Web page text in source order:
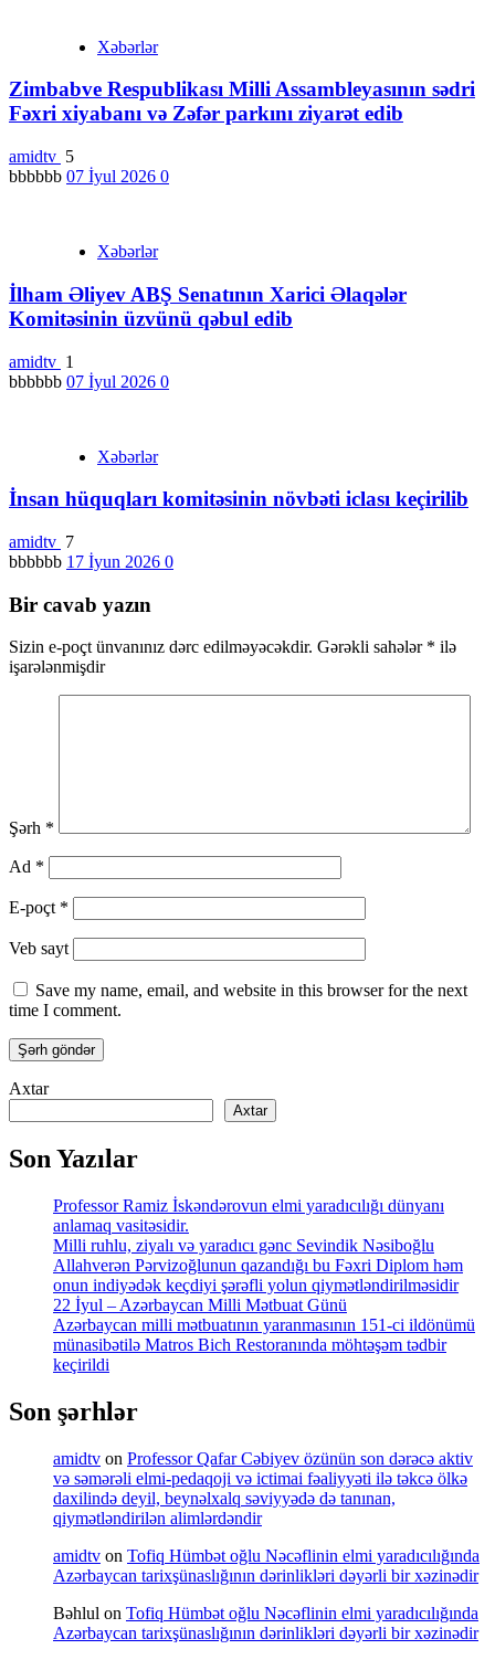
Xəbərlər
Zimbabve Respublikası Milli Assambleyasının sədri
Fəxri xiyabanı və Zəfər parkını ziyarət edib
amidtv 5
bbbbbb 07 İyul 2026 0
Xəbərlər
İlham Əliyev ABŞ Senatının Xarici Əlaqələr
Komitəsinin üzvünü qəbul edib
amidtv 1
bbbbbb 07 İyul 2026 0
Xəbərlər
İnsan hüquqları komitəsinin növbəti iclası keçirilib
amidtv 7
bbbbbb 17 İyun 2026 0
Bir cavab yazın
Sizin e-poçt ünvanınız dərc edilməyəcəkdir. Gərəkli sahələr * ilə
işarələnmişdir
Şərh *
Ad *
E-poçt *
Veb sayt
Save my name, email, and website in this browser for the next
time I comment.
Axtar
Axtar
Son Yazılar
Professor Ramiz İskəndərovun elmi yaradıcılığı dünyanı
anlamaq vasitəsidir.
Milli ruhlu, ziyalı və yaradıcı gənc Sevindik Nəsiboğlu
Allahverən Pərvizoğlunun qazandığı bu Fəxri Diplom həm
onun indiyədək keçdiyi şərəfli yolun qiymətləndirilməsidir
22 İyul – Azərbaycan Milli Mətbuat Günü
Azərbaycan milli mətbuatının yaranmasının 151-ci ildönümü
münasibətilə Matros Bich Restoranında möhtəşəm tədbir
keçirildi
Son şərhlər
amidtv on Professor Qafar Cəbiyev özünün son dərəcə aktiv
və səmərəli elmi-pedaqoji və ictimai fəaliyyəti ilə təkcə ölkə
daxilində deyil, beynəlxalq səviyyədə də tanınan,
qiymətləndirilən alimlərdəndir
amidtv on Tofiq Hümbət oğlu Nəcəflinin elmi yaradıcılığında
Azərbaycan tarixşünaslığının dərinlikləri dəyərli bir xəzinədir
Bəhlul on Tofiq Hümbət oğlu Nəcəflinin elmi yaradıcılığında
Azərbaycan tarixşünaslığının dərinlikləri dəyərli bir xəzinədir